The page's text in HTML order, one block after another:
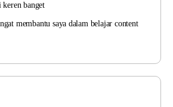
keren banget
membantu saya dalam belajar content